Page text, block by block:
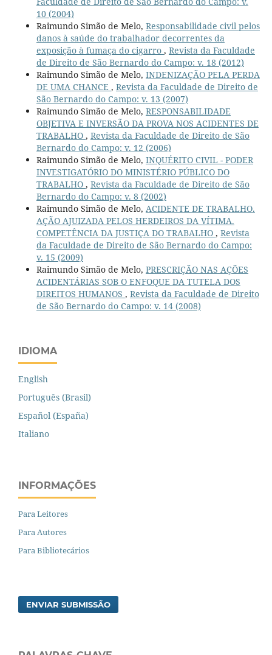
10 (2004)
Raimundo Simão de Melo, Responsabilidade civil pelos
danos à saúde do trabalhador decorrentes da
exposição à fumaça do cigarro , Revista da Faculdade
de Direito de São Bernardo do Campo: v. 18 (2012)
Raimundo Simão de Melo, INDENIZAÇÃO PELA PERDA
DE UMA CHANCE , Revista da Faculdade de Direito de
São Bernardo do Campo: v. 13 (2007)
Raimundo Simão de Melo, RESPONSABILIDADE
OBJETIVA E INVERSÃO DA PROVA NOS ACIDENTES DE
TRABALHO , Revista da Faculdade de Direito de São
Bernardo do Campo: v. 12 (2006)
Raimundo Simão de Melo, INQUÉRITO CIVIL - PODER
INVESTIGATÓRIO DO MINISTÉRIO PÚBLICO DO
TRABALHO , Revista da Faculdade de Direito de São
Bernardo do Campo: v. 8 (2002)
Raimundo Simão de Melo, ACIDENTE DE TRABALHO.
AÇÃO AJUIZADA PELOS HERDEIROS DA VÍTIMA.
COMPETÊNCIA DA JUSTIÇA DO TRABALHO , Revista
da Faculdade de Direito de São Bernardo do Campo:
v. 15 (2009)
Raimundo Simão de Melo, PRESCRIÇÃO NAS AÇÕES
ACIDENTÁRIAS SOB O ENFOQUE DA TUTELA DOS
DIREITOS HUMANOS , Revista da Faculdade de Direito
de São Bernardo do Campo: v. 14 (2008)
IDIOMA
English
Português (Brasil)
Español (España)
Italiano
INFORMAÇÕES
Para Leitores
Para Autores
Para Bibliotecários
ENVIAR SUBMISSÃO